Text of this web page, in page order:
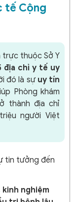
tế Cộng
trực thuộc Sở Y
địa chỉ y tế uy
đó là sự uy tín
Phòng khám
thành địa chỉ
người Việt
tin tưởng đến
nghiệm